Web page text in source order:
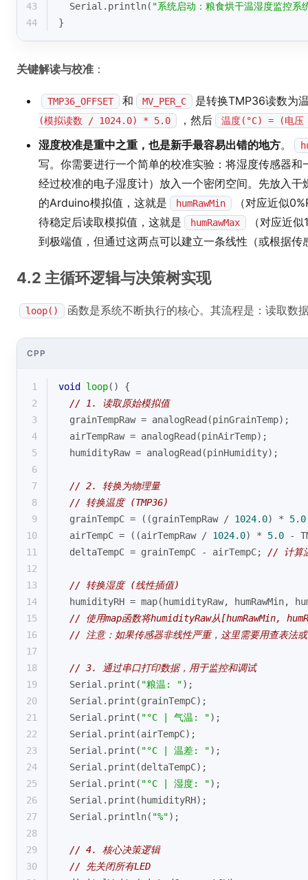
43
  Serial.
println( "系统启动：粮食烘干温湿度监控系
44
}
关键解读与校准 ：
TMP36_OFFSET 和 MV_PER_C 是转换TMP36读数为
(模拟读数 / 1024.0) * 5.0 ，然后 温度(°C) = (电
湿度校准是重中之重，也是新手最容易出错的地方。
写。你需要进行一个简单的校准实验：将湿度传感器
经过校准的电子湿度计）放入一个密闭空间。先放入
的Arduino模拟值，这就是
humRawMin
（对应近似
待稳定后读取模拟值，这就是
humRawMax
（对应近
到极端值，但通过这两点可以建立一条线性（或根据
4.2 主循环逻辑与决策树实现
loop() 函数是系统不断执行的核心。其流程是：读取数
CPP
1 void loop()
{
2
// 1. 读取原始模拟值
3
  grainTempRaw =
analogRead (pinGrainTemp);
4
  airTempRaw =
analogRead (pinAirTemp);
5
  humidityRaw =
analogRead (pinHumidity);
6
7
// 2. 转换为物理量
8
// 转换温度 (TMP36)
9
  grainTempC = ((grainTempRaw /
1024.0) * 5.0
10
  airTempC = ((airTempRaw /
1024.0) * 5.0 -
11
  deltaTempC = grainTempC - airTempC;
// 计算
12
13
// 转换湿度 (线性插值)
14
  humidityRH =
map(humidityRaw, humRawMin,
15
// 使用map函数将humidityRaw从[humRawMin,
16
// 注意：如果传感器非线性严重，这里需要用查表法
17
18
// 3. 通过串口打印数据，用于监控和调试
19
  Serial.
print ( "粮温: ");
20
  Serial.
print (grainTempC);
21
  Serial.
print ( "°C | 气温: ");
22
  Serial.
print (airTempC);
23
  Serial.
print ( "°C | 温差: ");
24
  Serial.
print (deltaTempC);
25
  Serial.
print ( "°C | 湿度: ");
26
  Serial.
print (humidityRH);
27
  Serial.
println( "%");
28
29
// 4. 核心决策逻辑
30
// 先关闭所有LED